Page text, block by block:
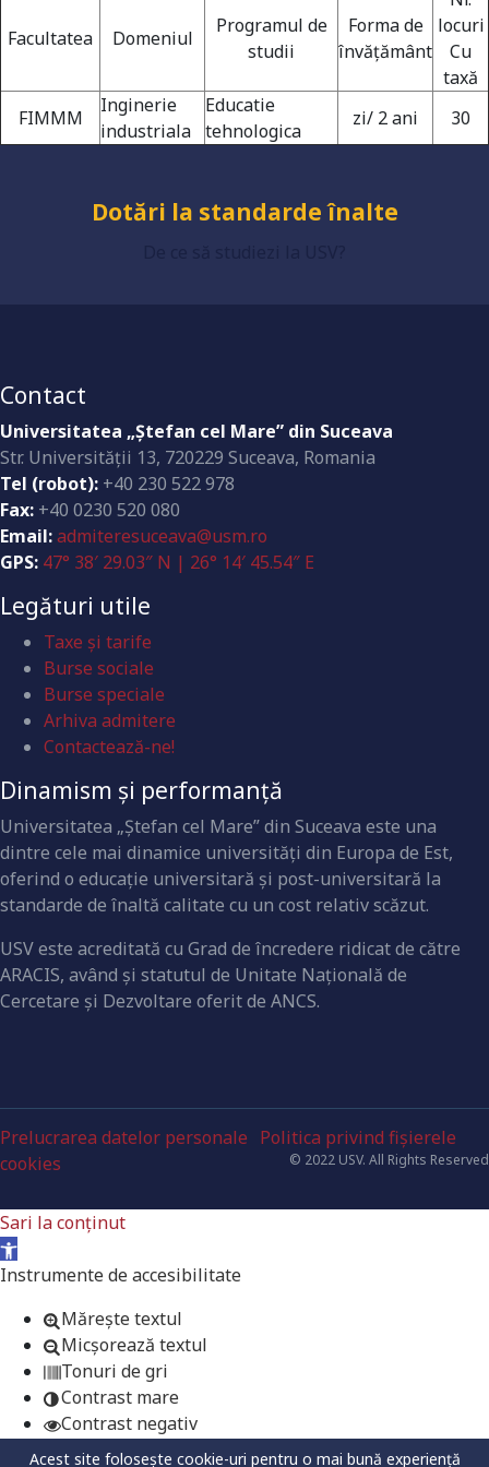
Facultatea Domeniul
Programul de
studii
Forma de
învățământ
locuri
Cu
taxă
FIMMM
Inginerie
industriala
Educatie
tehnologica
zi/ 2 ani 30
Grad de încredere ridicat
Dotări la standarde înalte
Contact
Universitatea „Ştefan cel Mare” din Suceava
Str. Universităţii 13, 720229 Suceava, Romania
Tel (robot): +40 230 522 978
Fax: +40 0230 520 080
Email:admiteresuceava@usm.ro
GPS: 47° 38′ 29.03″ N | 26° 14′ 45.54″ E
Legături utile
Taxe și tarife
Burse sociale
Burse speciale
Arhiva admitere
Contactează-ne!
Dinamism și performanță
Universitatea „Ştefan cel Mare” din Suceava este una
dintre cele mai dinamice universităţi din Europa de Est,
oferind o educaţie universitară şi post-universitară la
standarde de înaltă calitate cu un cost relativ scăzut.
USV este acreditată cu Grad de încredere ridicat de către
ARACIS, având şi statutul de Unitate Naţională de
Cercetare şi Dezvoltare oferit de ANCS.
Prelucrarea datelor personale Politica privind fișierele
cookies
© 2022 USV. All Rights Reserved
Sari la conținut
Deschide bara de unelte
Instrumente de accesibilitate
Mărește textul
Micșorează textul
Tonuri de gri
Contrast mare
Contrast negativ
Fundal luminos
Acest site folosește cookie-uri pentru o mai bună experiență